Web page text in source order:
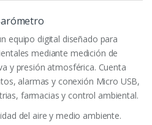
equipo digital diseñado para
mediante medición de
y presión atmosférica. Cuenta
alarmas y conexión Micro USB,
farmacias y control ambiental.
del aire y medio ambiente.